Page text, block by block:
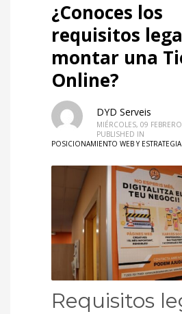
¿Conoces los
requisitos
montar una
Online?
DYD Serveis
MIÉRCOLES, 09
PUBLISHED IN
POSICIONAMIENTO WEB Y ESTRATEGIA
Requisitos